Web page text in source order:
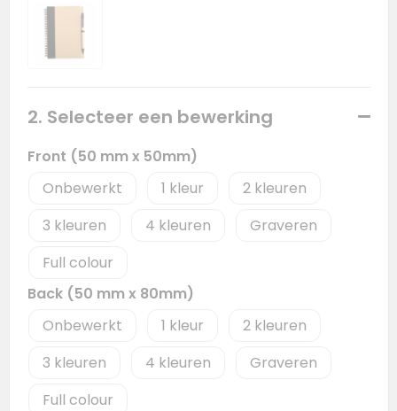
2. Selecteer een bewerking
Front (50 mm x 50mm)
Onbewerkt
1
2
3
4
Graveren
Full colour
Back (50 mm x 80mm)
Onbewerkt
1
2
3
4
Graveren
Full colour